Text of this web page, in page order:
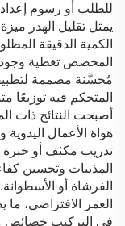
للطلب أو رسوم إعداد
يمثل تقليل الهدر
الكمية الدقيقة
المخصص تغطية
مُحسَّنة مصممة
المتحكم فيه توزيعًا
أصبحت النتائج ذات
هواة الأعمال
تدريب مكثف أو خبرة
المذيبات وتحسين
الفرشاة أو
العمر الافتراضي، ما
في التركيب خصائص